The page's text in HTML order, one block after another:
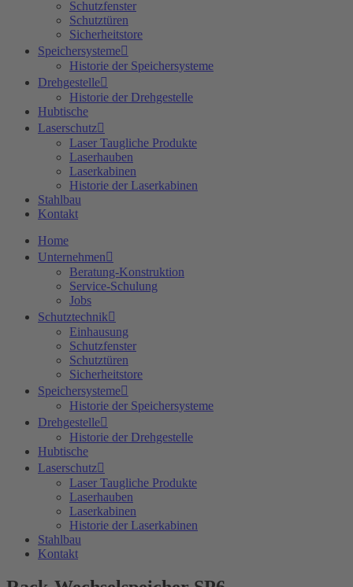
Schutzfenster
Schutztüren
Sicherheitstore
Speichersysteme
Historie der Speichersysteme
Drehgestelle
Historie der Drehgestelle
Hubtische
Laserschutz
Laser Taugliche Produkte
Laserhauben
Laserkabinen
Historie der Laserkabinen
Stahlbau
Kontakt
Home
Unternehmen
Beratung-Konstruktion
Service-Schulung
Jobs
Schutztechnik
Einhausung
Schutzfenster
Schutztüren
Sicherheitstore
Speichersysteme
Historie der Speichersysteme
Drehgestelle
Historie der Drehgestelle
Hubtische
Laserschutz
Laser Taugliche Produkte
Laserhauben
Laserkabinen
Historie der Laserkabinen
Stahlbau
Kontakt